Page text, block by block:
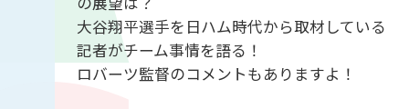
大谷翔平選手を日ハム時代から取材している
記者がチーム事情を語る！
ロバーツ監督のコメントもありますよ！